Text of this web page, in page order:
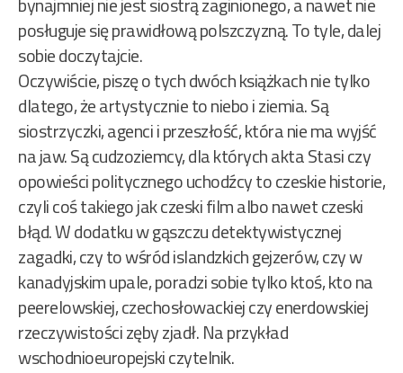
posługuje się prawidłową polszczyzną. To tyle, dalej
sobie doczytajcie.
Oczywiście, piszę o tych dwóch książkach nie tylko
dlatego, że artystycznie to niebo i ziemia. Są
siostrzyczki, agenci i przeszłość, która nie ma wyjść
na jaw. Są cudzoziemcy, dla których akta Stasi czy
opowieści politycznego uchodźcy to czeskie historie,
czyli coś takiego jak czeski film albo nawet czeski
błąd. W dodatku w gąszczu detektywistycznej
zagadki, czy to wśród islandzkich gejzerów, czy w
kanadyjskim upale, poradzi sobie tylko ktoś, kto na
peerelowskiej, czechosłowackiej czy enerdowskiej
rzeczywistości zęby zjadł. Na przykład
wschodnioeuropejski czytelnik.